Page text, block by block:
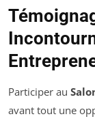
Participer au
avant tout une